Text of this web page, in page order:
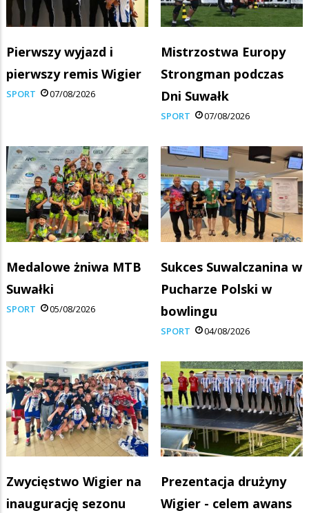
Pierwszy wyjazd i
pierwszy remis Wigier
SPORT 07/08/2026
Mistrzostwa Europy
Strongman podczas
Dni Suwałk
SPORT 07/08/2026
Medalowe żniwa MTB
Suwałki
SPORT 05/08/2026
Sukces Suwalczanina w
Pucharze Polski w
bowlingu
SPORT 04/08/2026
Zwycięstwo Wigier na
inaugurację sezonu
Prezentacja drużyny
Wigier - celem awans